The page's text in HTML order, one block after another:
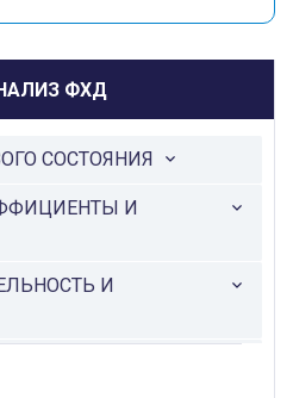
ФХД
СОСТОЯНИЯ
И
И